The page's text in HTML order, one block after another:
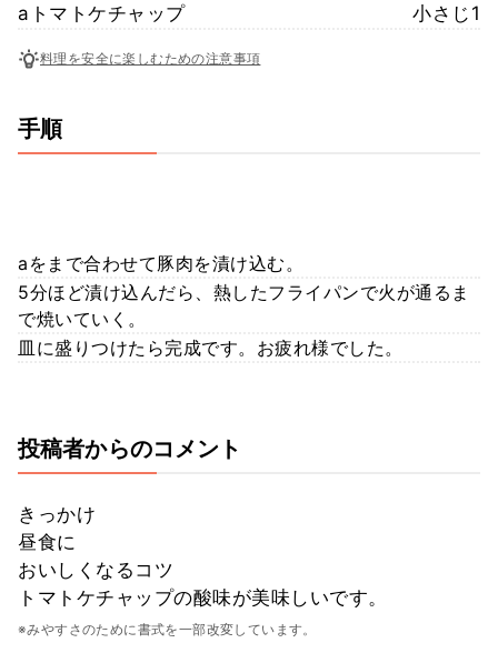
aトマトケチャップ
小さじ1
料理を安全に楽しむための注意事項
手順
aをまで合わせて豚肉を漬け込む。
5分ほど漬け込んだら、熱したフライパンで火が通るま
で焼いていく。
皿に盛りつけたら完成です。お疲れ様でした。
投稿者からのコメント
きっかけ
昼食に
おいしくなるコツ
トマトケチャップの酸味が美味しいです。
※みやすさのために書式を一部改変しています。